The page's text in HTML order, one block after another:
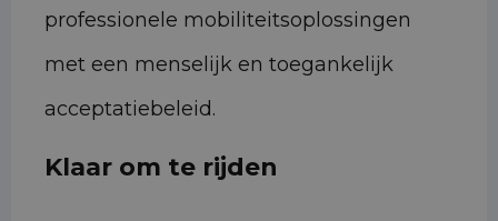
professionele mobiliteitsoplossingen
met een menselijk en toegankelijk
acceptatiebeleid.
Klaar om te rijden